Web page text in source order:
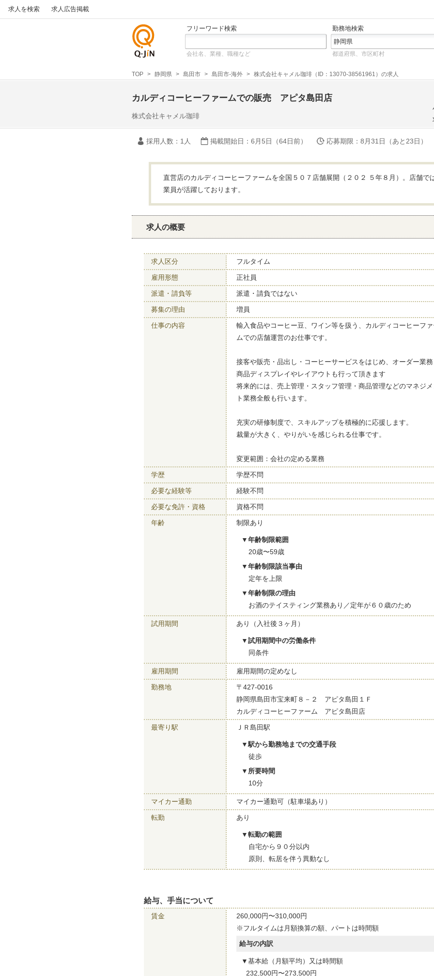
求人を検索 求人広告掲載
しの求
人サイ
フリーワード検索 勤務地検索
会社名、業種、職種など 都道府県、市区町村
TOP 静岡県 島田市 島田市-海外 株式会社キャメル珈琲（ID：13070-38561961）の求人
カルディコーヒーファームでの販売 アピタ島田店
株式会社キャメル珈琲
採用人数 ：1人 掲載開始日 ：6月5日（64日前） 応募期限 ：8月31日（あと23日）
直営店のカルディコーヒーファームを全国５０７店舗展開（２０２ ５年８月）。店舗で
業員が活躍しております。
求人の概要
求人区分 フルタイム
雇用形態 正社員
派遣・請負等 派遣・請負ではない
募集の理由 増員
仕事の内容
輸入食品やコーヒー豆、ワイン等を扱う、カルディコーヒーフ
ムでの店舗運営のお仕事です。
接客や販売・品出し・コーヒーサービスをはじめ、オーダー業
商品ディスプレイやレイアウトも行って頂きます
将来的には、売上管理・スタッフ管理・商品管理などのマネジ
ト業務全般も行います。
充実の研修制度で、スキルアップを積極的に応援します。
裁量が大きく、やりがいを感じられる仕事です。
変更範囲：会社の定める業務
学歴 学歴不問
必要な経験等 経験不問
必要な免許・資格 資格不問
年齢 制限あり
年齢制限範囲
20歳〜59歳
年齢制限該当事由
定年を上限
年齢制限の理由
お酒のテイスティング業務あり／定年が６０歳のため
試用期間 あり（入社後３ヶ月）
試用期間中の労働条件
同条件
雇用期間 雇用期間の定めなし
勤務地
〒427-0016
静岡県島田市宝来町８－２ アピタ島田１Ｆ
カルディコーヒーファーム アピタ島田店
最寄り駅 ＪＲ島田駅
駅から勤務地までの交通手段
徒歩
所要時間
10分
マイカー通勤 マイカー通勤可（駐車場あり）
転勤 あり
転勤の範囲
自宅から９０分以内
原則、転居を伴う異動なし
給与、手当について
賃金
260,000円〜310,000円
※フルタイムは月額換算の額、パートは時間額
給与の内訳
基本給（月額平均）又は時間額
232,500円〜273,500円